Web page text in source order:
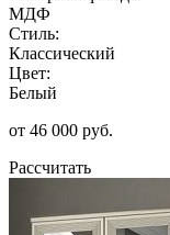
МДФ
Стиль:
Классический
Цвет:
Белый
от 46 000 руб.
Рассчитать